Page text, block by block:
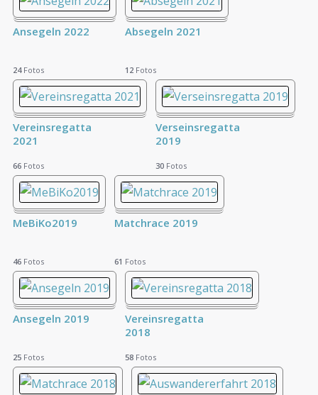
Ansegeln 2022
24Fotos
Absegeln 2021
12 Fotos
Vereinsregatta
2021
66 Fotos
Verseinsregatta
2019
30 Fotos
MeBiKo2019
46 Fotos
Matchrace 2019
61 Fotos
Ansegeln 2019
25 Fotos
Vereinsregatta
2018
58 Fotos